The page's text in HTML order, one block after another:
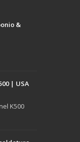
&
| USA
K500